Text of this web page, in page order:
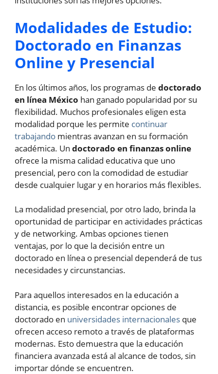
Modalidades de Estudio:
Doctorado en Finanzas
Online y Presencial
En los últimos años, los programas de doctorado
en línea México han ganado popularidad por su
flexibilidad. Muchos profesionales eligen esta
modalidad porque les permite continuar
trabajando mientras avanzan en su formación
académica. Un doctorado en finanzas online
ofrece la misma calidad educativa que uno
presencial, pero con la comodidad de estudiar
desde cualquier lugar y en horarios más flexibles.
La modalidad presencial, por otro lado, brinda la
oportunidad de participar en actividades prácticas
y de networking. Ambas opciones tienen
ventajas, por lo que la decisión entre un
doctorado en línea o presencial dependerá de tus
necesidades y circunstancias.
Para aquellos interesados en la educación a
distancia, es posible encontrar opciones de
doctorado en universidades internacionales que
ofrecen acceso remoto a través de plataformas
modernas. Esto demuestra que la educación
financiera avanzada está al alcance de todos, sin
importar dónde se encuentren.